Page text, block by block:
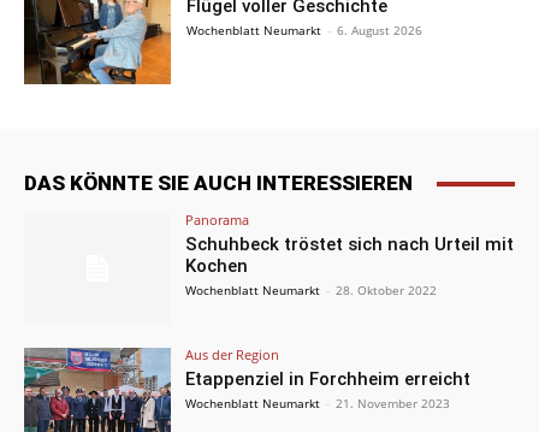
Flügel voller Geschichte
Wochenblatt Neumarkt - 6. August 2026
DAS KÖNNTE SIE AUCH INTERESSIEREN
Panorama
Schuhbeck tröstet sich nach Urteil mit
Kochen
Wochenblatt Neumarkt - 28. Oktober 2022
Aus der Region
Etappenziel in Forchheim erreicht
Wochenblatt Neumarkt - 21. November 2023